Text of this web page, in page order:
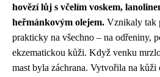
hovězí lůj s včelím voskem,
heřmánkovým olejem. Vznikaly tak
prakticky na všechno – na odřeniny,
ekzematickou kůži. Když venku
mast byla záchrana. Vytvořila na kůži